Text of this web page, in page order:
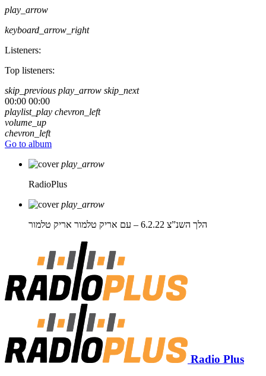
play_arrow
keyboard_arrow_right
Listeners:
Top listeners:
skip_previous play_arrow skip_next
00:00 00:00
playlist_play chevron_left
volume_up
chevron_left
Go to album
play_arrow
RadioPlus
play_arrow
הלך השנ”צ 6.2.22 – עם אריק טלמור
אריק טלמור
Radio Plus